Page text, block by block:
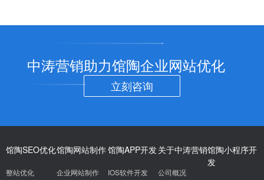
中涛营销助力馆陶企业网站优化
立刻咨询
馆陶SEO优化
整站优化
馆陶网站制作
企业网站制作
馆陶APP开发
IOS软件开发
关于中涛营销
公司概况
馆陶小程序开
发